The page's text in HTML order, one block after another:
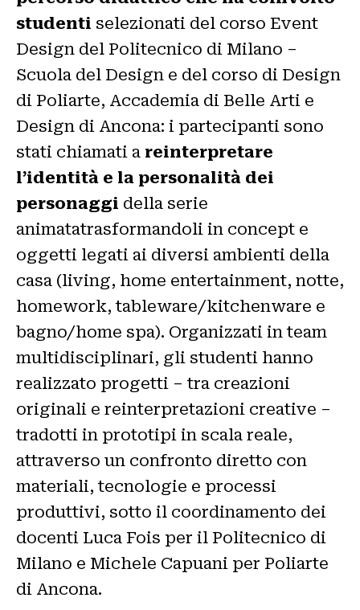
studenti selezionati del corso Event
Design del Politecnico di Milano –
Scuola del Design e del corso di Design
di Poliarte, Accademia di Belle Arti e
Design di Ancona: i partecipanti sono
stati chiamati a reinterpretare
l’identità e la personalità dei
personaggi della serie
animatatrasformandoli in concept e
oggetti legati ai diversi ambienti della
casa (living, home entertainment, notte,
homework, tableware/kitchenware e
bagno/home spa). Organizzati in team
multidisciplinari, gli studenti hanno
realizzato progetti – tra creazioni
originali e reinterpretazioni creative –
tradotti in prototipi in scala reale,
attraverso un confronto diretto con
materiali, tecnologie e processi
produttivi, sotto il coordinamento dei
docenti Luca Fois per il Politecnico di
Milano e Michele Capuani per Poliarte
di Ancona.